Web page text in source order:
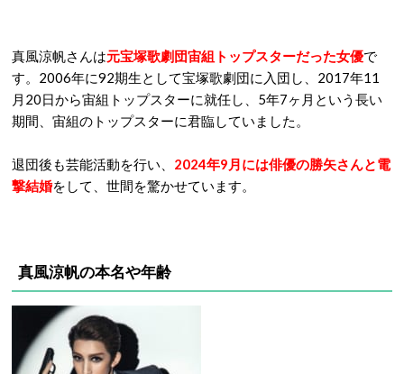
真風涼帆さんは元宝塚歌劇団宙組トップスターだった女優で
す。2006年に92期生として宝塚歌劇団に入団し、2017年11
月20日から宙組トップスターに就任し、5年7ヶ月という長い
期間、宙組のトップスターに君臨していました。
退団後も芸能活動を行い、 2024年9月には俳優の勝矢さんと電
撃結婚をして、世間を驚かせています。
真風涼帆の本名や年齢